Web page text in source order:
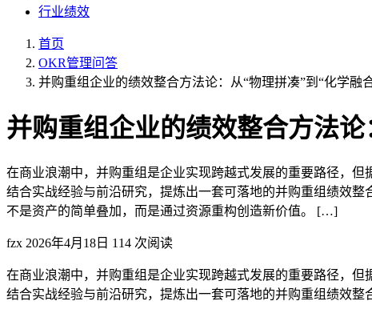
行业绩效
首页
OKR管理问答
并购重组企业的绩效整合方法论：从“物理拼凑”到“化学融
并购重组企业的绩效整合方法
在商业浪潮中，并购重组是企业实现跨越式发展的重要路径，
结合实战经验与前沿研究，提炼出一套可落地的并购重组绩效
不是资产的简单叠加，而是通过资源重构创造新价值。 […]
fzx 2026年4月18日 114 次阅读
在商业浪潮中，并购重组是企业实现跨越式发展的重要路径，
结合实战经验与前沿研究，提炼出一套可落地的并购重组绩效整